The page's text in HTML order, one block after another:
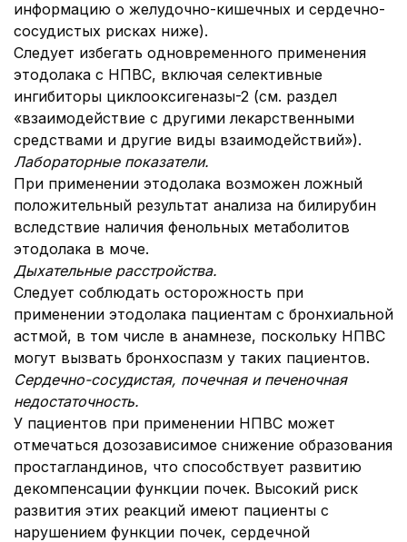
информацию о желудочно-кишечных и сердечно-
сосудистых рисках ниже).
Следует избегать одновременного применения
этодолака с НПВС, включая селективные
ингибиторы циклооксигеназы-2 (см. раздел
«взаимодействие с другими лекарственными
средствами и другие виды взаимодействий»).
Лабораторные показатели.
При применении этодолака возможен ложный
положительный результат анализа на билирубин
вследствие наличия фенольных метаболитов
этодолака в моче.
Дыхательные расстройства.
Следует соблюдать осторожность при
применении этодолака пациентам с бронхиальной
астмой, в том числе в анамнезе, поскольку НПВС
могут вызвать бронхоспазм у таких пациентов.
Сердечно-сосудистая, почечная и печеночная
недостаточность.
У пациентов при применении НПВС может
отмечаться дозозависимое снижение образования
простагландинов, что способствует развитию
декомпенсации функции почек. Высокий риск
развития этих реакций имеют пациенты с
нарушением функции почек, сердечной